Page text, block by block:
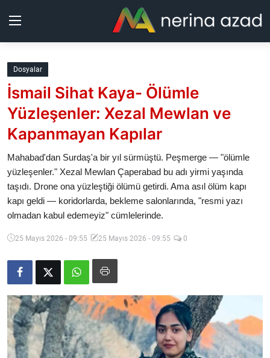
Kurdistan
Bölgeler
Yaşam
Güncel
Analiz
Makaleler
Video
Yazarlar
Arşiv
Dosyalar
İsmail Sihat Kaya- Ölümle
Yüzleşenler: Xezal Mewlan ve
Kapanmayan Kapılar
Mahabad'dan Surdaş'a bir yıl sürmüştü. Peşmerge — "ölümle
yüzleşenler." Xezal Mewlan Çaperabad bu adı yirmi yaşında
taşıdı. Drone ona yüzleştiği ölümü getirdi. Ama asıl ölüm kapı
kapı geldi — koridorlarda, bekleme salonlarında, "resmi yazı
olmadan kabul edemeyiz" cümlelerinde.
25 Mayıs 2026 - 09:55 25 Mayıs 2026 - 09:55 0